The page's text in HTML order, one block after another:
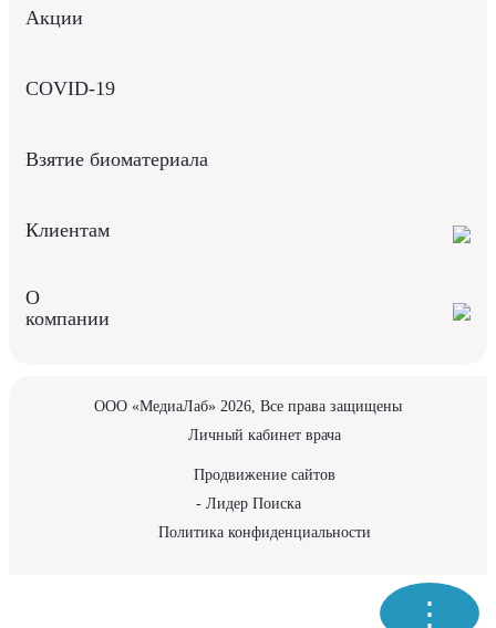
⋮
Акции
COVID-19
Взятие биоматериала
Клиентам
О
компании
ООО «МедиаЛаб» 2026, Все права защищены
Личный кабинет врача
Продвижение сайтов
- Лидер Поиска
Политика конфиденциальности